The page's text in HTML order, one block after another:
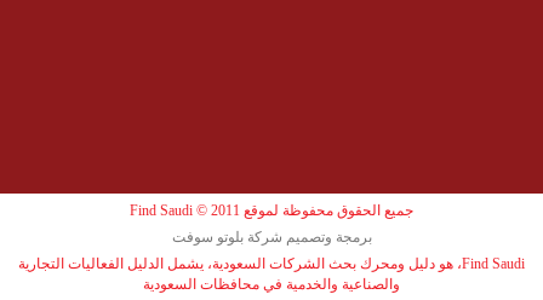
جميع الحقوق محفوظة لموقع Find Saudi © 2011
برمجة وتصميم شركة بلوتو سوفت
Find Saudi، هو دليل ومحرك بحث الشركات السعودية، يشمل الدليل الفعاليات التجارية
والصناعية والخدمية في محافظات السعودية